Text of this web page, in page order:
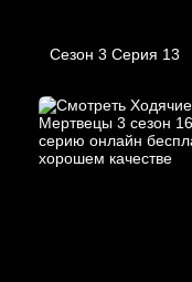
Сезон 3 Серия 13